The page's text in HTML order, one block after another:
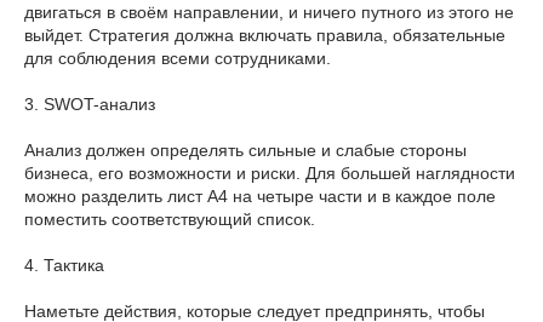
двигаться в своём направлении, и ничего путного из этого не
выйдет. Стратегия должна включать правила, обязательные
для соблюдения всеми сотрудниками.
3. SWOT-анализ
Анализ должен определять сильные и слабые стороны
бизнеса, его возможности и риски. Для большей наглядности
можно разделить лист А4 на четыре части и в каждое поле
поместить соответствующий список.
4. Тактика
Наметьте действия, которые следует предпринять, чтобы